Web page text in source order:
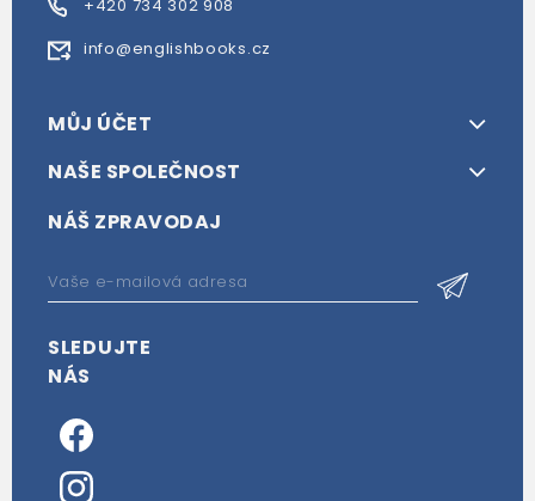
+420 734 302 908
info@englishbooks.cz
MŮJ ÚČET
NAŠE SPOLEČNOST
NÁŠ ZPRAVODAJ
SLEDUJTE
NÁS